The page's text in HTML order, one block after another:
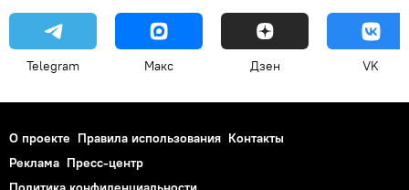
Telegram Макс Дзен VK
О проекте Правила использования Контакты
Реклама Пресс-центр